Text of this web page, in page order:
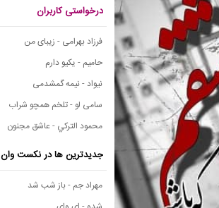
درخواستی کاربران
فرزاد بهرامی - زیبای من
حامیم - یکیو دارم
نیواد - نیمه گمشدمی
سامی لو - تلخم همچو شراب
محمود التركي - عاشق مجنون
جدیدترین ها در نکست وان
مهراد جم - باز شب شد